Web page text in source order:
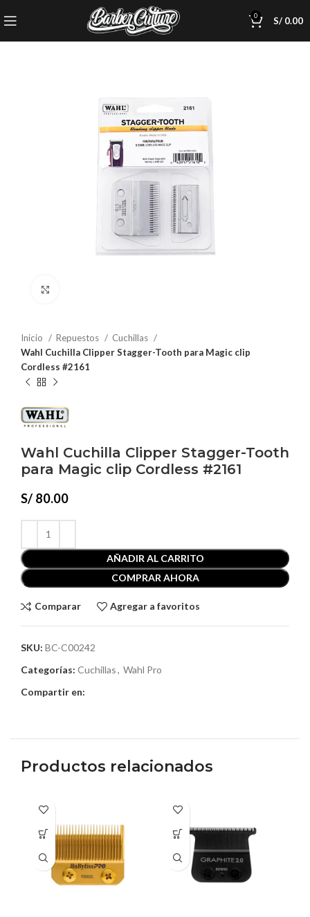
0 S/0.00
Inicio Repuestos
Cuchillas
Wahl Cuchilla Clipper Stagger-Tooth para Magic clip
Cordless #2161
Wahl Cuchilla Clipper Stagger-Tooth
para Magic clip Cordless #2161
S/ 80.00
AÑADIR AL CARRITO
COMPRAR AHORA
Comparar Agregar a favoritos
SKU: BC-C00242
Categorías: Cuchillas, Wahl Pro
Compartir en:
Productos relacionados